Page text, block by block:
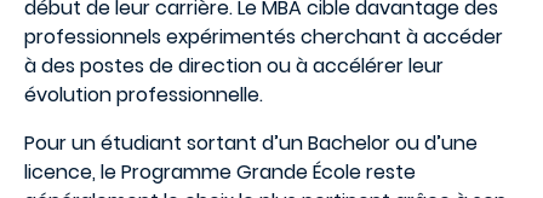
début de leur carrière. Le MBA cible davantage des
professionnels expérimentés cherchant à accéder
à des postes de direction ou à accélérer leur
évolution professionnelle.
Pour un étudiant sortant d’un Bachelor ou d’une
licence, le Programme Grande École reste